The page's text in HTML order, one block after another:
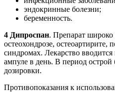
эндокринные болезни;
беременность.
4 Дипроспан. Препарат широко
остеохондрозе, остеоартирите,
синдромах. Лекарство
ампуле в день. В период
дозировки.
Противопоказания к